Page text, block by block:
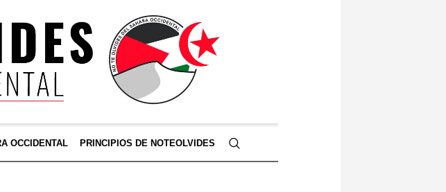
OCCIDENTAL PRINCIPIOS DE NOTEOLVIDES